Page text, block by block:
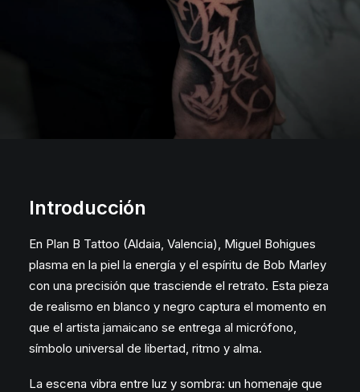
CITA PARA TATUARSE
Introducción
En Plan B Tattoo (Aldaia, Valencia), Miguel Bohigues
plasma en la piel la energía y el espíritu de Bob Marley
con una precisión que trasciende el retrato. Esta pieza
de realismo en blanco y negro captura el momento en
que el artista jamaicano se entrega al micrófono,
símbolo universal de libertad, ritmo y alma.
La escena vibra entre luz y sombra: un homenaje que